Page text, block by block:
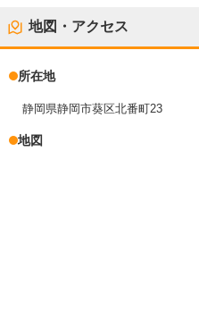
地図・アクセス
所在地
静岡県静岡市葵区北番町23
地図